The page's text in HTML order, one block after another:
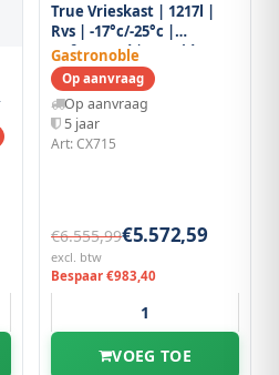
True Vrieskast | 1217l |
Rvs | -17°c/-25°c |
Geforceerd | Draaideuren
| 1197x759x1998(h)mm
Gastronoble
Op aanvraag
Op aanvraag
5 jaar
Art: CX715
€6.555,99€5.572,59
excl. btw
Bespaar €983,40
VOEG TOE